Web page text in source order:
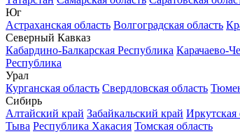
Юг
Астраханская область Волгоградская область
Северный Кавказ
Кабардино-Балкарская Республика Карачаево-
Республика
Урал
Курганская область Свердловская область
Сибирь
Алтайский край Забайкальский край Иркутская
Тыва Республика Хакасия Томская область